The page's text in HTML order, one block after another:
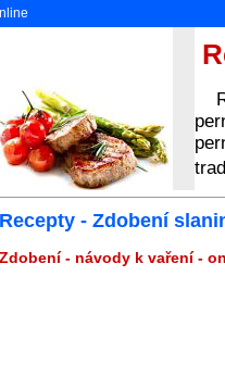
Recepty - Zdobení
Zdobení - návody k vaření -